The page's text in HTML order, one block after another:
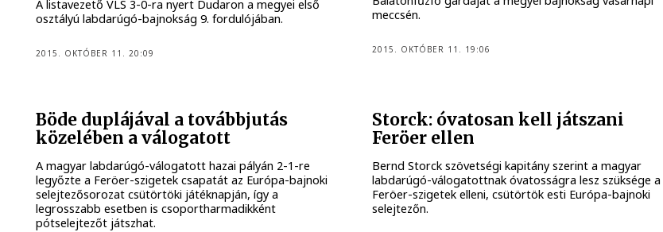
A listavezető VLS 3-0-ra nyert Dudaron a megyei első
osztályú labdarúgó-bajnokság 9. fordulójában.
2015. OKTÓBER 11. 20:09
meccsén.
2015. OKTÓBER 11. 19:06
Böde duplájával a továbbjutás
közelében a válogatott
A magyar labdarúgó-válogatott hazai pályán 2-1-re
legyőzte a Feröer-szigetek csapatát az Európa-bajnoki
selejtezősorozat csütörtöki játéknapján, így a
legrosszabb esetben is csoportharmadikként
pótselejtezőt játszhat.
Storck: óvatosan kell játszani
Feröer ellen
Bernd Storck szövetségi kapitány szerint a magyar
labdarúgó-válogatottnak óvatosságra lesz szüksége a
Feröer-szigetek elleni, csütörtök esti Európa-bajnoki
selejtezőn.